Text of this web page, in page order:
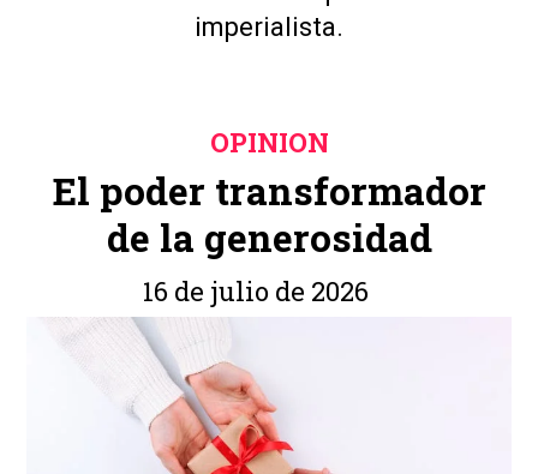
imperialista.
El poder transformador
de la generosidad
OPINION
16 de julio de 2026